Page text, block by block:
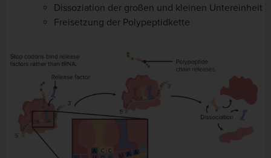
Dissoziation der großen und kleinen Untereinheit
Freisetzung der Polypeptidkette